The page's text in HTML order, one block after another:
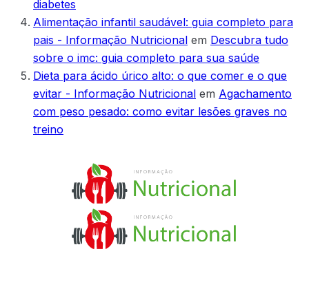
diabetes
Alimentação infantil saudável: guia completo para
pais - Informação Nutricional em Descubra tudo
sobre o imc: guia completo para sua saúde
Dieta para ácido úrico alto: o que comer e o que
evitar - Informação Nutricional em Agachamento
com peso pesado: como evitar lesões graves no
treino